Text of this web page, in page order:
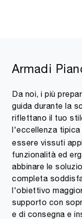
Armadi
Da noi, i più
guida durante la
riflettano il tuo
l'eccellenza tipica
essere vissuti
funzionalità ed
abbinare le
completa
l'obiettivo
supporto con
e di consegna e